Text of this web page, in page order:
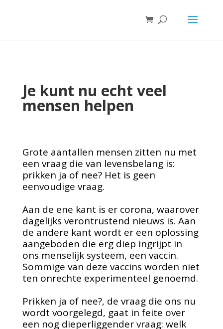
Je kunt nu echt veel
mensen helpen
Grote aantallen mensen zitten nu met
een vraag die van levensbelang is:
prikken ja of nee? Het is geen
eenvoudige vraag.
Aan de ene kant is er corona, waarover
dagelijks verontrustend nieuws is. Aan
de andere kant wordt er een oplossing
aangeboden die erg diep ingrijpt in
ons menselijk systeem, een vaccin.
Sommige van deze vaccins worden niet
ten onrechte experimenteel genoemd.
Prikken ja of nee?, de vraag die ons nu
wordt voorgelegd, gaat in feite over
een nog dieperliggender vraag: welk